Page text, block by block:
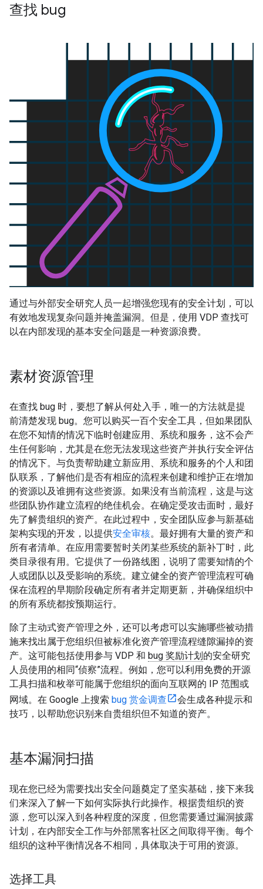
查找 bug
通过与外部安全研究人员一起增强您现有的安全计划，可以
有效地发现复杂问题并掩盖漏洞。但是，使用 VDP 查找可
以在内部发现的基本安全问题是一种资源浪费。
素材资源管理
在查找 bug 时，要想了解从何处入手，唯一的方法就是提
前清楚发现 bug。您可以购买一百个安全工具，但如果团队
在您不知情的情况下临时创建应用、系统和服务，这不会产
生任何影响，尤其是在您无法发现这些资产并执行安全评估
的情况下。与负责帮助建立新应用、系统和服务的个人和团
队联系，了解他们是否有相应的流程来创建和维护正在增加
的资源以及谁拥有这些资源。如果没有当前流程，这是与这
些团队协作建立流程的绝佳机会。在确定受攻击面时，最好
先了解贵组织的资产。在此过程中，安全团队应参与新基础
架构实现的开发，以提供安全审核。最好拥有大量的资产和
所有者清单。在应用需要暂时关闭某些系统的新补丁时，此
类目录很有用。它提供了一份路线图，说明了需要知情的个
人或团队以及受影响的系统。建立健全的资产管理流程可确
保在流程的早期阶段确定所有者并定期更新，并确保组织中
的所有系统都按预期运行。
除了主动式资产管理之外，还可以考虑可以实施哪些被动措
施来找出属于您组织但被标准化资产管理流程缝隙漏掉的资
产。这可能包括使用参与 VDP 和 bug 奖励计划的安全研究
人员使用的相同“侦察”流程。例如，您可以利用免费的开源
工具扫描和枚举可能属于您组织的面向互联网的 IP 范围或
网域。在 Google 上搜索 bug 赏金调查
会生成各种提示和
技巧，以帮助您识别来自贵组织但不知道的资产。
基本漏洞扫描
现在您已经为需要找出安全问题奠定了坚实基础，接下来我
们来深入了解一下如何实际执行此操作。 根据贵组织的资
源，您可以深入到各种程度的深度，但您需要通过漏洞披露
计划，在内部安全工作与外部黑客社区之间取得平衡。每个
组织的这种平衡情况各不相同，具体取决于可用的资源。
选择工具